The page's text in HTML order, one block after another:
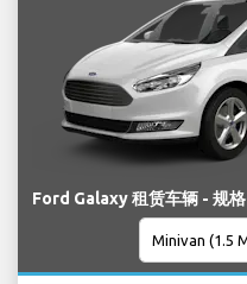
Ford Galaxy 租赁车辆 - 规格